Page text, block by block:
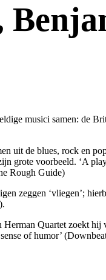
musici samen: de
uit de blues, rock en
grote voorbeeld. ‘A
Rough Guide)
zeggen ‘vliegen’;
Quartet zoekt hij
of humor’